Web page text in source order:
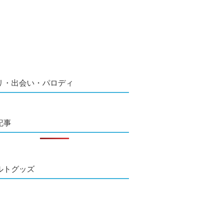
・出会い・パロディ
事
トグッズ